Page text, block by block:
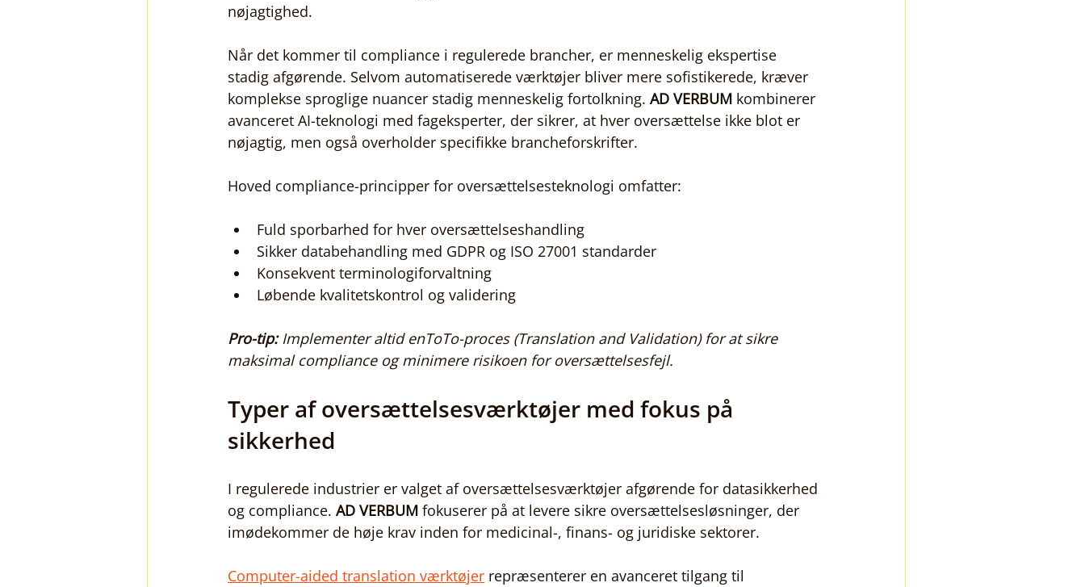
nøjagtighed.
Når det kommer til compliance i regulerede brancher, er menneskelig ekspertise
stadig afgørende. Selvom automatiserede værktøjer bliver mere sofistikerede, kræver
komplekse sproglige nuancer stadig menneskelig fortolkning. AD VERBUM kombinerer
avanceret AI-teknologi med fageksperter, der sikrer, at hver oversættelse ikke blot er
nøjagtig, men også overholder specifikke brancheforskrifter.
Hoved compliance-principper for oversættelsesteknologi omfatter:
Fuld sporbarhed for hver oversættelseshandling
Sikker databehandling med GDPR og ISO 27001 standarder
Konsekvent terminologiforvaltning
Løbende kvalitetskontrol og validering
Pro-tip: Implementer altid enToTo-proces (Translation and Validation) for at sikre
maksimal compliance og minimere risikoen for oversættelsesfejl.
Typer af oversættelsesværktøjer med fokus på
sikkerhed
I regulerede industrier er valget af oversættelsesværktøjer afgørende for datasikkerhed
og compliance. AD VERBUM fokuserer på at levere sikre oversættelsesløsninger, der
imødekommer de høje krav inden for medicinal-, finans- og juridiske sektorer.
Computer-aided translation værktøjer repræsenterer en avanceret tilgang til